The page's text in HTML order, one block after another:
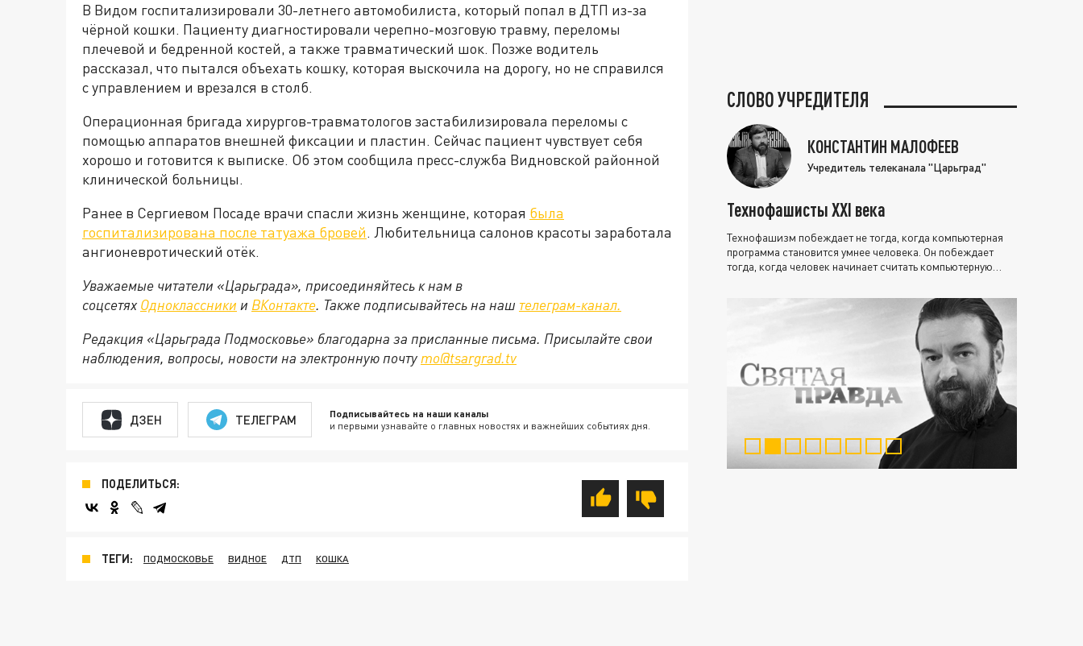
В Видом госпитализировали 30-летнего автомобилиста, который попал в ДТП из-за
чёрной кошки. Пациенту диагностировали черепно-мозговую травму, переломы
плечевой и бедренной костей, а также травматический шок. Позже водитель
рассказал, что пытался объехать кошку, которая выскочила на дорогу, но не справился
с управлением и врезался в столб.
Операционная бригада хирургов-травматологов застабилизировала переломы с
помощью аппаратов внешней фиксации и пластин. Сейчас пациент чувствует себя
хорошо и готовится к выписке. Об этом сообщила пресс-служба Видновской районной
клинической больницы.
Ранее в Сергиевом Посаде врачи спасли жизнь женщине, которая была
госпитализирована после татуажа бровей. Любительница салонов красоты заработала
ангионевротический отёк.
Уважаемые читатели «Царьграда», присоединяйтесь к нам в
соцсетях Одноклассники и ВКонтакте. Также подписывайтесь на наш телеграм-канал.
Редакция «Царьграда Подмосковье» благодарна за присланные письма. Присылайте свои
наблюдения, вопросы, новости на электронную почту mo@tsargrad.tv
ДЗЕН ТЕЛЕГРАМ Подписывайтесь на наши каналы
и первыми узнавайте о главных новостях и важнейших событиях дня.
ПОДЕЛИТЬСЯ:
ТЕГИ: ПОДМОСКОВЬЕ ВИДНОЕ ДТП КОШКА
СЛОВО УЧРЕДИТЕЛЯ
КОНСТАНТИН МАЛОФЕЕВ
Учредитель телеканала "Царьград"
Технофашисты XXI века
Технофашизм побеждает не тогда, когда компьютерная
программа становится умнее человека. Он побеждает
тогда, когда человек начинает считать компьютерную